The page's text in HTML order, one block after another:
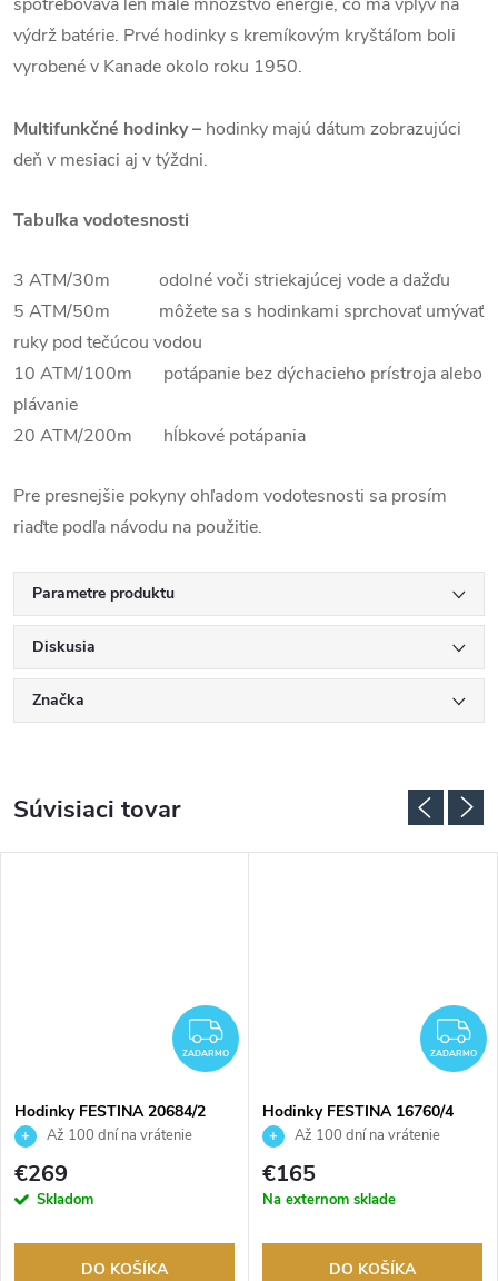
výdrž batérie. Prvé hodinky s kremíkovým kryštáľom boli
vyrobené v Kanade okolo roku 1950.
Multifunkčné hodinky – hodinky majú dátum zobrazujúci
deň v mesiaci aj v týždni.
Tabuľka vodotesnosti
3 ATM/30m odolné voči striekajúcej vode a dažďu
5 ATM/50m môžete sa s hodinkami sprchovať umývať
ruky pod tečúcou vodou
10 ATM/100m potápanie bez dýchacieho prístroja alebo
plávanie
20 ATM/200m hĺbkové potápania
Pre presnejšie pokyny ohľadom vodotesnosti sa prosím
riaďte podľa návodu na použitie.
Parametre produktu
Diskusia
Značka
Súvisiaci tovar
ZADARMO
ZADARMO
Hodinky FESTINA 20684/2
Až 100 dní na vrátenie
tovaru. Autorizovaný predajca.
€269
Skladom
DO KOŠÍKA
ZADARMO
Hodinky FESTINA 16760/4
Až 100 dní na vrátenie
tovaru. Autorizovaný predajca.
€165
Na externom sklade
DO KOŠÍKA